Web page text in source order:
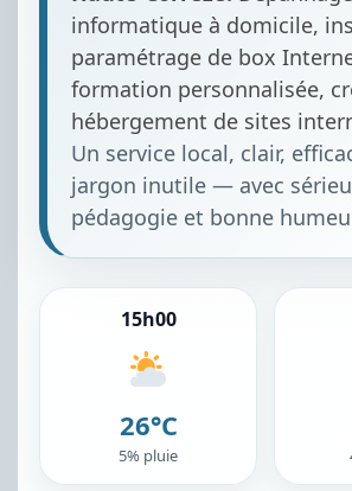
informatique à domicile,
paramétrage de box
formation personnalisée,
hébergement de sites
Un service local, clair,
jargon inutile — avec
pédagogie et bonne
15h00
26°C
5% pluie